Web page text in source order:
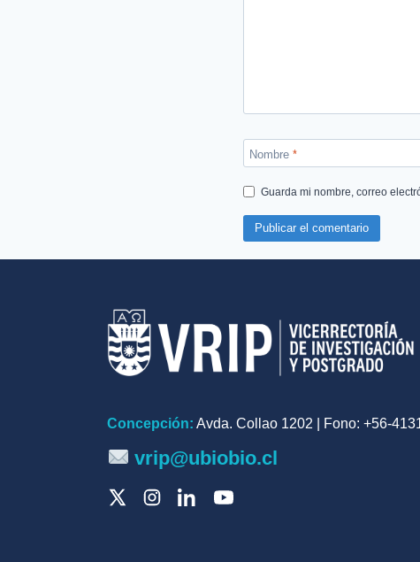
Nombre *
Guarda mi nombre, correo
Concepción: Avda. Collao 1202 | Fono: +56-
vrip@ubiobio.cl